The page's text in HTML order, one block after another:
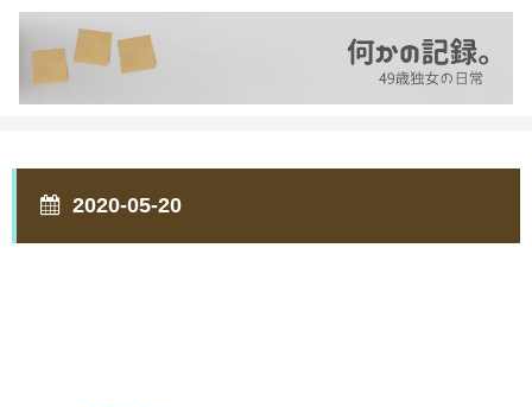
2020-05-20